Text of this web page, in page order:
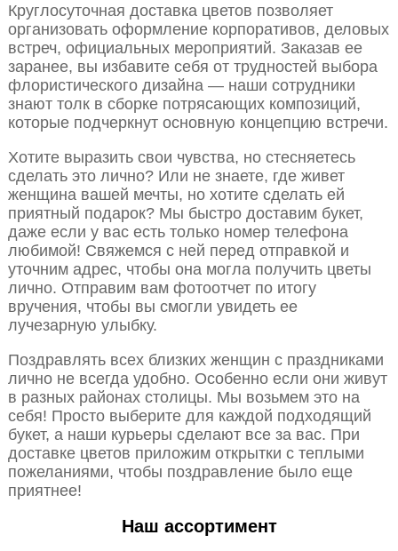
Круглосуточная доставка цветов позволяет
организовать оформление корпоративов, деловых
встреч, официальных мероприятий. Заказав ее
заранее, вы избавите себя от трудностей выбора
флористического дизайна — наши сотрудники
знают толк в сборке потрясающих композиций,
которые подчеркнут основную концепцию встречи.
Хотите выразить свои чувства, но стесняетесь
сделать это лично? Или не знаете, где живет
женщина вашей мечты, но хотите сделать ей
приятный подарок? Мы быстро доставим букет,
даже если у вас есть только номер телефона
любимой! Свяжемся с ней перед отправкой и
уточним адрес, чтобы она могла получить цветы
лично. Отправим вам фотоотчет по итогу
вручения, чтобы вы смогли увидеть ее
лучезарную улыбку.
Поздравлять всех близких женщин с праздниками
лично не всегда удобно. Особенно если они живут
в разных районах столицы. Мы возьмем это на
себя! Просто выберите для каждой подходящий
букет, а наши курьеры сделают все за вас. При
доставке цветов приложим открытки с теплыми
пожеланиями, чтобы поздравление было еще
приятнее!
Наш ассортимент